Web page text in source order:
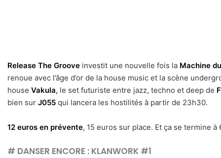
Release The Groove investit une nouvelle fois la Machine
renoue avec l’âge d’or de la house music et la scène
house Vakula, le set futuriste entre jazz, techno et deep de
bien sur J055 qui lancera les hostilités à partir de 23h30.
12 euros en prévente, 15 euros sur place. Et ça se termine à
# DANSER ENCORE : KLANWORK #1